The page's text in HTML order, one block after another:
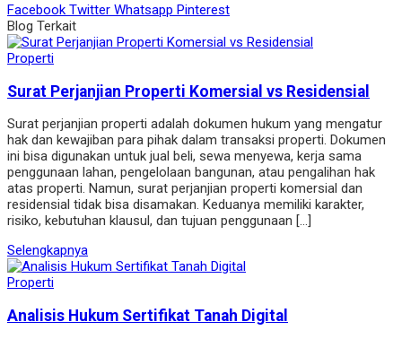
Facebook Twitter Whatsapp Pinterest
Blog Terkait
Properti
Surat Perjanjian Properti Komersial vs Residensial
Surat perjanjian properti adalah dokumen hukum yang mengatur
hak dan kewajiban para pihak dalam transaksi properti. Dokumen
ini bisa digunakan untuk jual beli, sewa menyewa, kerja sama
penggunaan lahan, pengelolaan bangunan, atau pengalihan hak
atas properti. Namun, surat perjanjian properti komersial dan
residensial tidak bisa disamakan. Keduanya memiliki karakter,
risiko, kebutuhan klausul, dan tujuan penggunaan […]
Selengkapnya
Properti
Analisis Hukum Sertifikat Tanah Digital